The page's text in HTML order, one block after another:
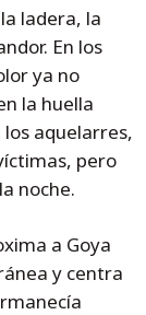
ladera, la
En los
ya no
la huella
aquelarres,
pero
noche.
a Goya
y centra